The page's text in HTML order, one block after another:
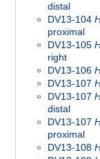
distal
DV13-104
proximal
DV13-105
right
DV13-106
DV13-107
DV13-107
distal
DV13-107
proximal
DV13-108